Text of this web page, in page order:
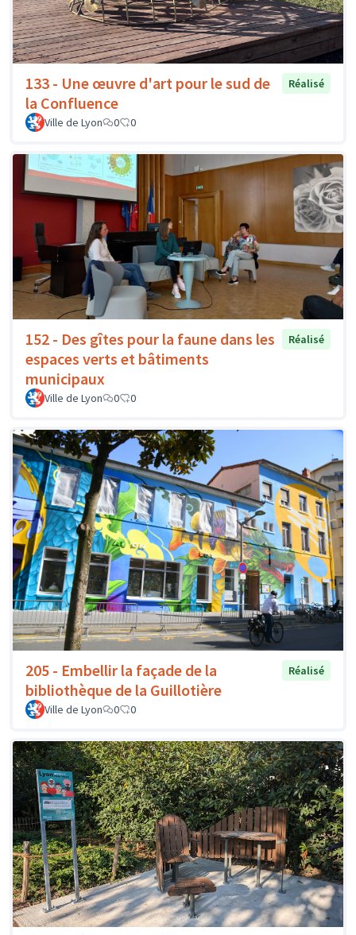
133 - Une œuvre d'art pour le sud de
la Confluence
Réalisé
Ville de Lyon 0 0
152 - Des gîtes pour la faune dans les
espaces verts et bâtiments
municipaux
Réalisé
Ville de Lyon 0 0
205 - Embellir la façade de la
bibliothèque de la Guillotière
Réalisé
Ville de Lyon 0 0